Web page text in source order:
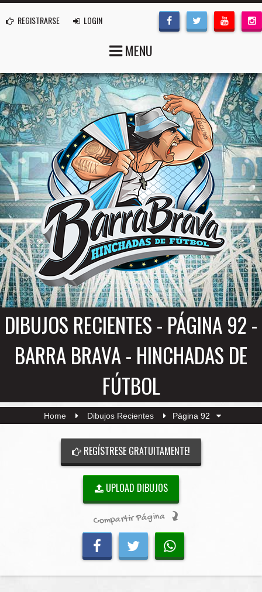
REGISTRARSE LOGIN
MENU
DIBUJOS RECIENTES - PÁGINA 92 -
BARRA BRAVA - HINCHADAS DE
FÚTBOL
Home Dibujos Recientes Página 92
REGÍSTRESE GRATUITAMENTE!
UPLOAD DIBUJOS
Compartir Página